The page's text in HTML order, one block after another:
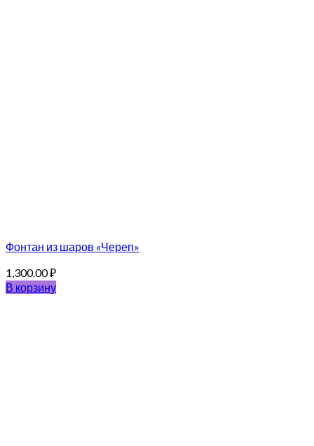
Фонтан из шаров «Череп»
1,300.00₽
В корзину